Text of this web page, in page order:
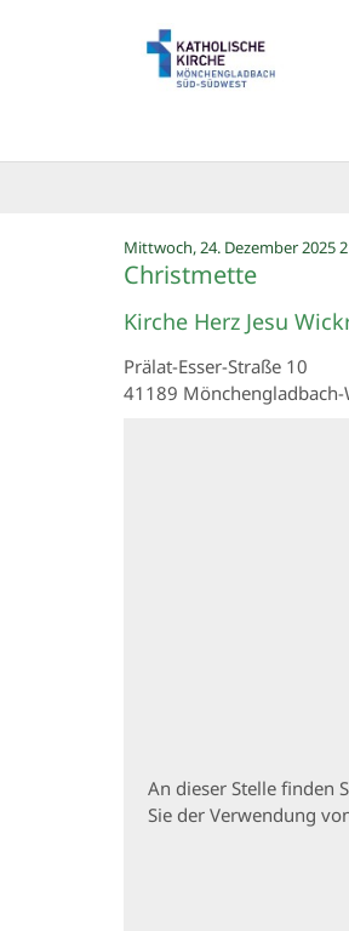
Mittwoch, 24. Dezember 2025
Christmette
Kirche Herz Jesu
Prälat-Esser-Straße 10
41189
An dieser Stelle finden
Sie der Verwendung